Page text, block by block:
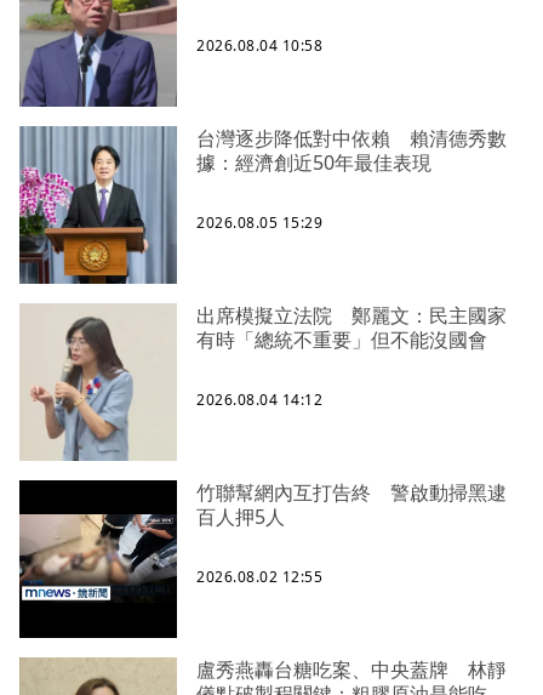
2026.08.04 10:58
台灣逐步降低對中依賴 賴清德秀數
據：經濟創近50年最佳表現
2026.08.05 15:29
出席模擬立法院 鄭麗文：民主國家
有時「總統不重要」但不能沒國會
2026.08.04 14:12
竹聯幫網內互打告終 警啟動掃黑逮
百人押5人
2026.08.02 12:55
盧秀燕轟台糖吃案、中央蓋牌 林靜